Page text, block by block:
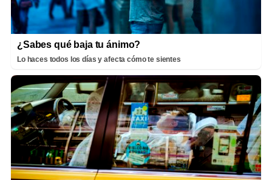
¿Sabes qué baja tu ánimo?
Lo haces todos los días y afecta cómo te sientes